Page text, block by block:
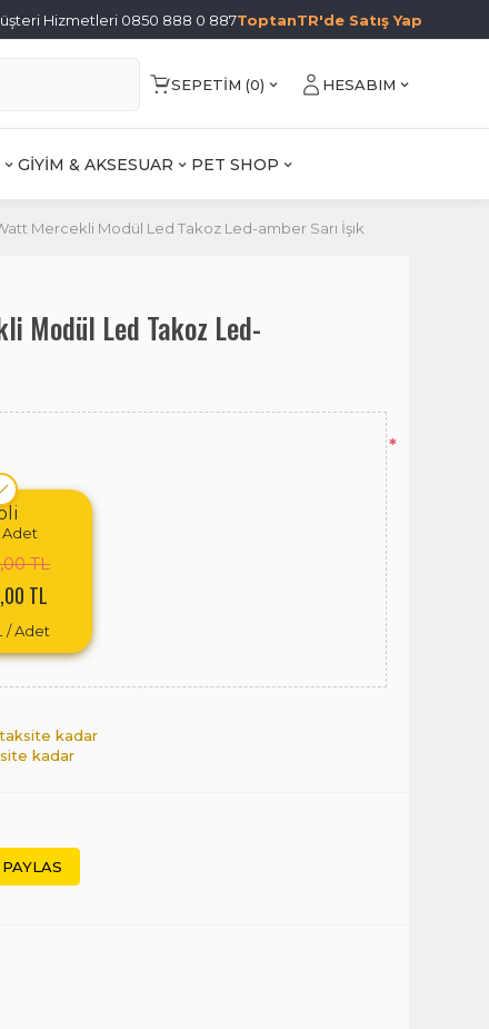
Hizmetleri 0850 888 0 887ToptanTR'de Satış Yap
SEPETIM (0) HESABIM
GİYİM & AKSESUAR PET SHOP
Mercekli Modül Led Takoz Led-amber Sarı İşık
Modül Led Takoz Led-
*
Adet
TL
TL
/ Adet
kadar
kadar
PAYLAS